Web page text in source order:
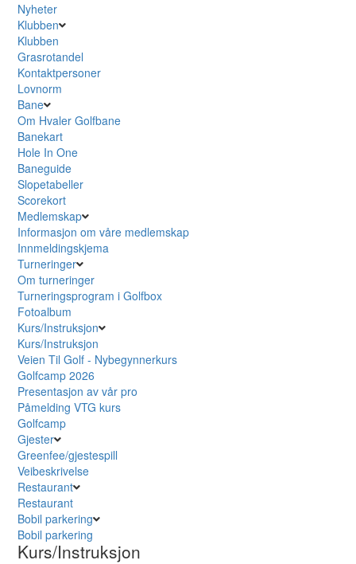
Nyheter
Klubben
Klubben
Grasrotandel
Kontaktpersoner
Lovnorm
Bane
Om Hvaler Golfbane
Banekart
Hole In One
Baneguide
Slopetabeller
Scorekort
Medlemskap
Informasjon om våre medlemskap
Innmeldingskjema
Turneringer
Om turneringer
Turneringsprogram i Golfbox
Fotoalbum
Kurs/Instruksjon
Kurs/Instruksjon
Veien Til Golf - Nybegynnerkurs
Golfcamp 2026
Presentasjon av vår pro
Påmelding VTG kurs
Golfcamp
Gjester
Greenfee/gjestespill
Veibeskrivelse
Restaurant
Restaurant
Bobil parkering
Bobil parkering
Kurs/Instruksjon